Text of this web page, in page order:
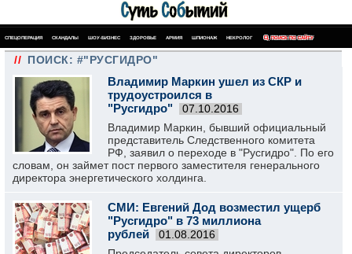
СПЕЦОПЕРАЦИЯ СКАНДАЛЫ ШОУ-БИЗНЕС ЗДОРОВЬЕ АРМИЯ ШПИОНАЖ НЕКРОЛОГ ПОИСК ПО САЙТУ
// ПОИСК: #"РУСГИДРО"
Владимир Маркин ушел из СКР и
трудоустроился в
"Русгидро"
07.10.2016
Владимир Маркин, бывший официальный
представитель Следственного комитета
РФ, заявил о переходе в "Русгидро". По его
словам, он займет пост первого заместителя генерального
директора энергетического холдинга.
СМИ: Евгений Дод возместил ущерб
"Русгидро" в 73 миллиона
рублей
01.08.2016